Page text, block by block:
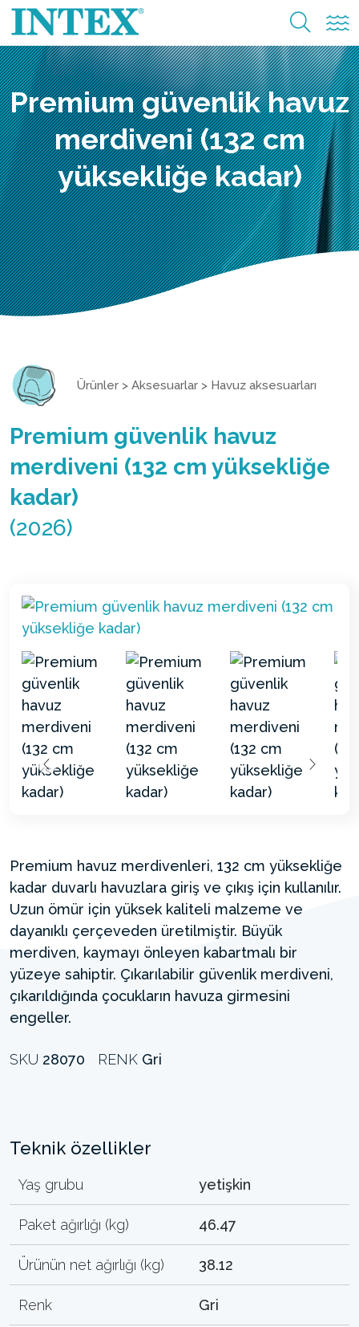
Premium güvenlik havuz
merdiveni (132 cm
yüksekliğe kadar)
Ürünler > Aksesuarlar > Havuz aksesuarları
Premium güvenlik havuz
merdiveni (132 cm yüksekliğe
kadar)
(2026)
Premium havuz merdivenleri, 132 cm yüksekliğe
kadar duvarlı havuzlara giriş ve çıkış için kullanılır.
Uzun ömür için yüksek kaliteli malzeme ve
dayanıklı çerçeveden üretilmiştir. Büyük
merdiven, kaymayı önleyen kabartmalı bir
yüzeye sahiptir. Çıkarılabilir güvenlik merdiveni,
çıkarıldığında çocukların havuza girmesini
engeller.
SKU 28070 RENK Gri
Teknik özellikler
Yaş grubu yetişkin
Paket ağırlığı (kg) 46.47
Ürünün net ağırlığı (kg) 38.12
Renk Gri